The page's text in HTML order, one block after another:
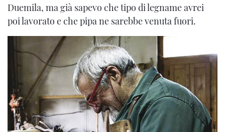
Duemila, ma già sapevo che tipo di legname avrei
poi lavorato e che pipa ne sarebbe venuta fuori.